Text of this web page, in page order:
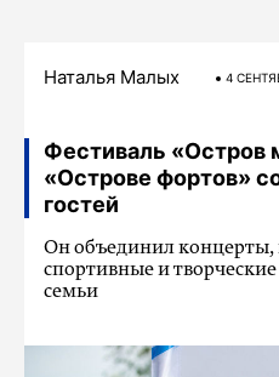
Наталья Малых 4
Фестиваль «Остров
«Острове фортов»
гостей
Он объединил концерты,
спортивные и
семьи